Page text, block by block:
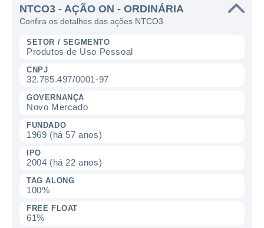
NTCO3 - AÇÃO ON - ORDINÁRIA
Confira os detalhes das ações NTCO3
SETOR / SEGMENTO
Produtos de Uso Pessoal
CNPJ
32.785.497/0001-97
GOVERNANÇA
Novo Mercado
FUNDADO
1969 (há 57 anos)
IPO
2004 (há 22 anos)
TAG ALONG
100%
FREE FLOAT
61%